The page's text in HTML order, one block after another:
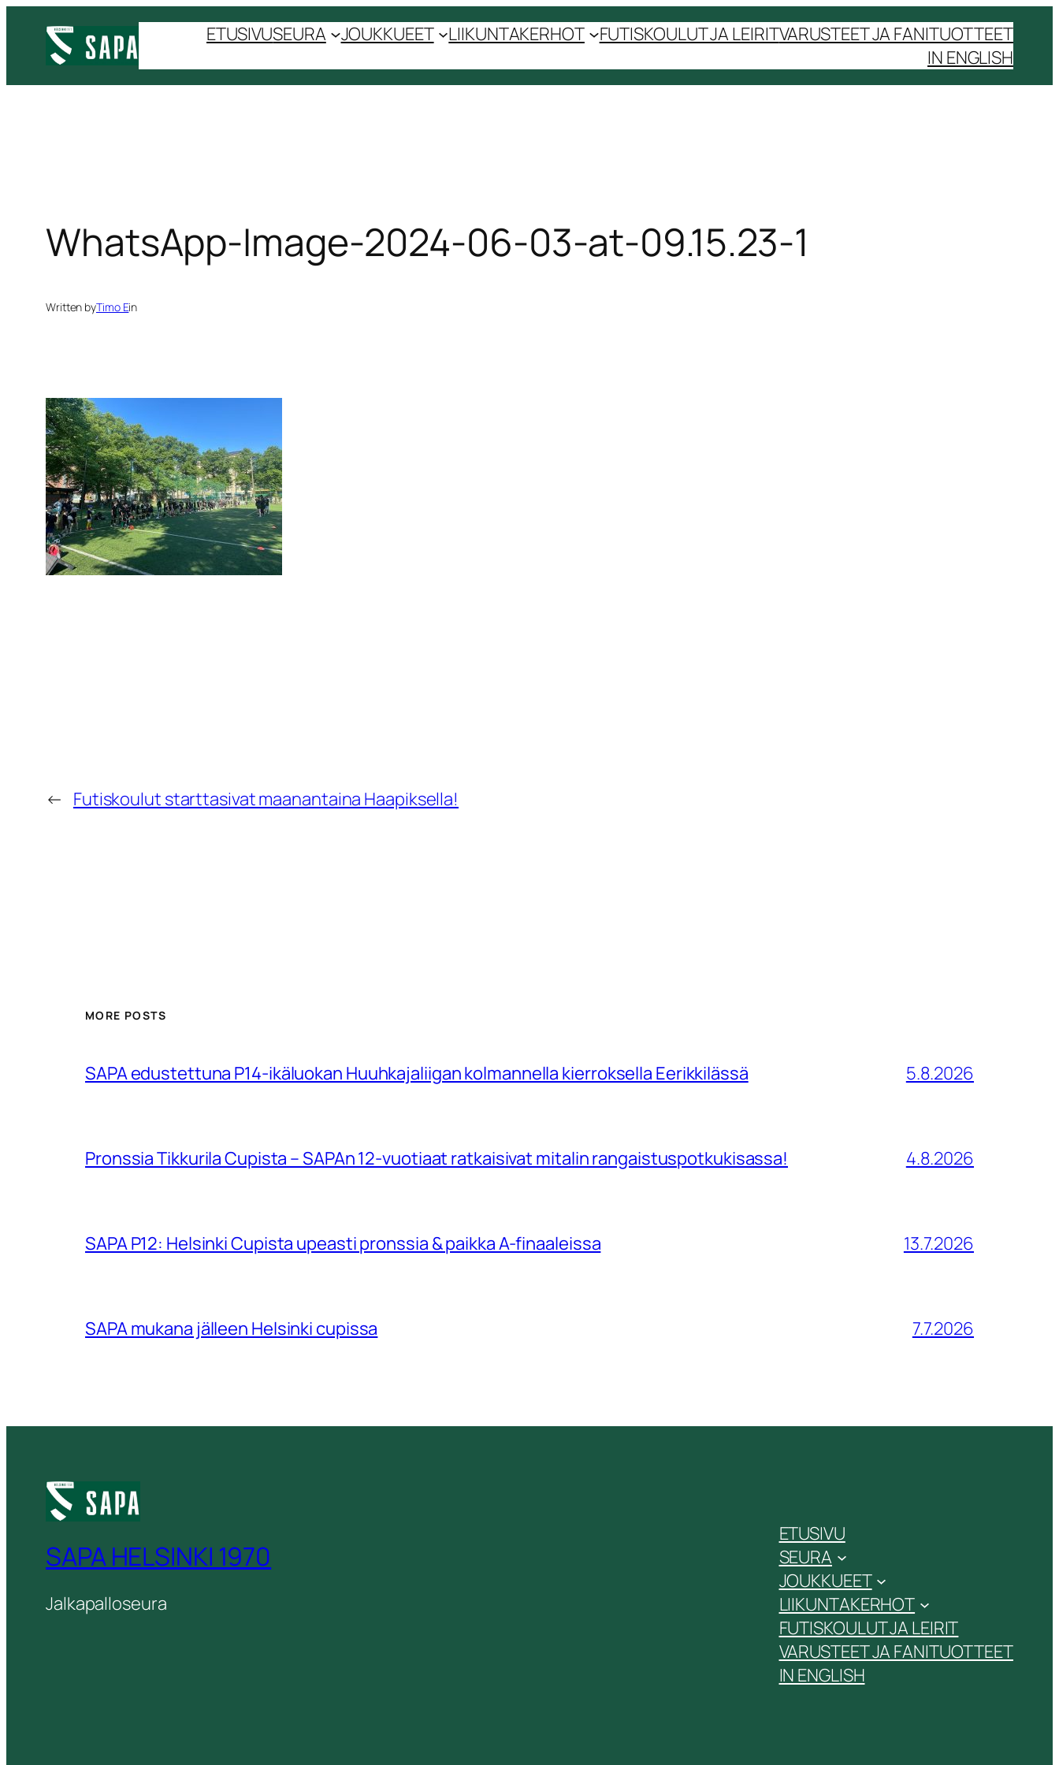
sisältöön
ETUSIVUSEURA JOUKKUEET LIIKUNTAKERHOT FUTISKOULUT JA LEIRITVARUSTEET JA FANITUOTTEET
IN ENGLISH
WhatsApp-Image-2024-06-03-at-09.15.23-1
Written byTimo Ein
← Futiskoulut starttasivat maanantaina Haapiksella!
MORE POSTS
SAPA edustettuna P14-ikäluokan Huuhkajaliigan kolmannella kierroksella Eerikkilässä 5.8.2026
Pronssia Tikkurila Cupista – SAPAn 12-vuotiaat ratkaisivat mitalin rangaistuspotkukisassa! 4.8.2026
SAPA P12: Helsinki Cupista upeasti pronssia & paikka A-finaaleissa 13.7.2026
SAPA mukana jälleen Helsinki cupissa 7.7.2026
SAPA HELSINKI 1970
Jalkapalloseura
ETUSIVU
SEURA
JOUKKUEET
LIIKUNTAKERHOT
FUTISKOULUT JA LEIRIT
VARUSTEET JA FANITUOTTEET
IN ENGLISH